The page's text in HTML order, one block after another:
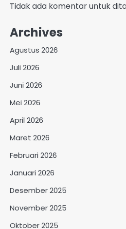
Tidak ada komentar untuk
Archives
Agustus 2026
Juli 2026
Juni 2026
Mei 2026
April 2026
Maret 2026
Februari 2026
Januari 2026
Desember 2025
November 2025
Oktober 2025